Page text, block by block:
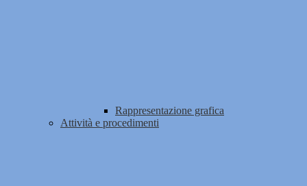
Rappresentazione grafica
Attività e procedimenti